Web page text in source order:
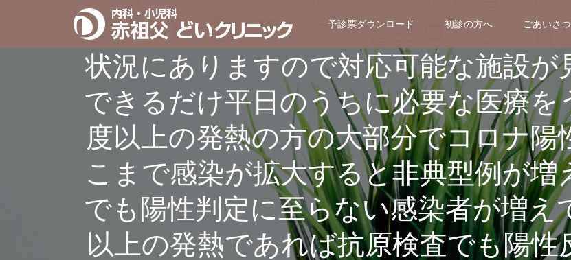
予診票ダウンロード 初診の方へ ごあいさつ
ます。日曜診療の対象を全員として行
状況にありますので対応可能な施設が
できるだけ平日のうちに必要な医療を
度以上の発熱の方の大部分でコロナ陽
こまで感染が拡大すると非典型例が増
でも陽性判定に至らない感染者が増え
以上の発熱であれば抗原検査でも陽性